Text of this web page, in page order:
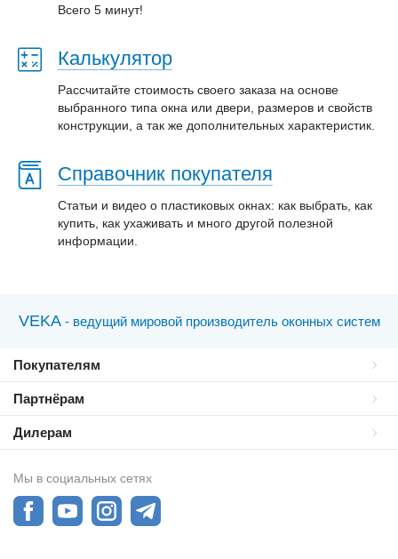
Всего 5 минут!
Калькулятор
Рассчитайте стоимость своего заказа на основе
выбранного типа окна или двери, размеров и свойств
конструкции, а так же дополнительных характеристик.
Справочник покупателя
Статьи и видео о пластиковых окнах: как выбрать, как
купить, как ухаживать и много другой полезной
информации.
VEKA - ведущий мировой производитель оконных систем
Покупателям
Партнёрам
Дилерам
Мы в социальных сетях